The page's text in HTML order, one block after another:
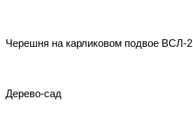
Черешня на карликовом подвое ВСЛ-2
Дерево-сад